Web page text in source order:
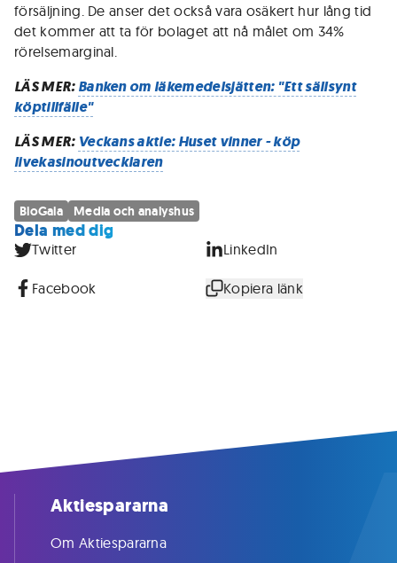
försäljning. De anser det också vara osäkert hur lång tid
det kommer att ta för bolaget att nå målet om 34%
rörelsemarginal.
LÄS MER:Banken om läkemedelsjätten: "Ett sällsynt
köptillfälle"
LÄS MER: Veckans aktie: Huset vinner - köp
livekasinoutvecklaren
BioGaia Media och analyshus
Dela med dig
Twitter LinkedIn
Facebook Kopiera länk
Aktiespararna
Om Aktiespararna